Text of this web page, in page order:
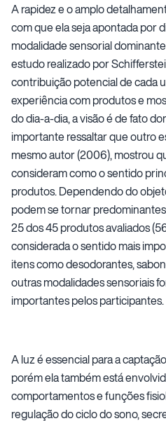
A rapidez e o amplo
com que ela seja apontada por
modalidade sensorial
estudo realizado por
contribuição potencial de cada
experiência com produtos e
do dia-a-dia, a visão é de fato
importante ressaltar que outro
mesmo autor (2006), mostrou
consideram como o sentido
produtos. Dependendo do
podem se tornar
25 dos 45 produtos avaliados
considerada o sentido mais
itens como desodorantes,
outras modalidades sensoriais
importantes pelos participantes.
A luz é essencial para a
porém ela também está
comportamentos e funções
regulação do ciclo do sono,